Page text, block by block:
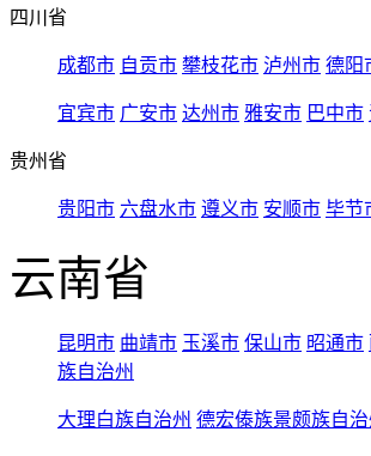
四川省
成都市 自贡市 攀枝花市 泸州市 德阳
宜宾市 广安市 达州市 雅安市 巴中市
贵州省
贵阳市 六盘水市 遵义市 安顺市 毕节
云南省
昆明市 曲靖市 玉溪市 保山市 昭通市
族自治州
大理白族自治州 德宏傣族景颇族自治